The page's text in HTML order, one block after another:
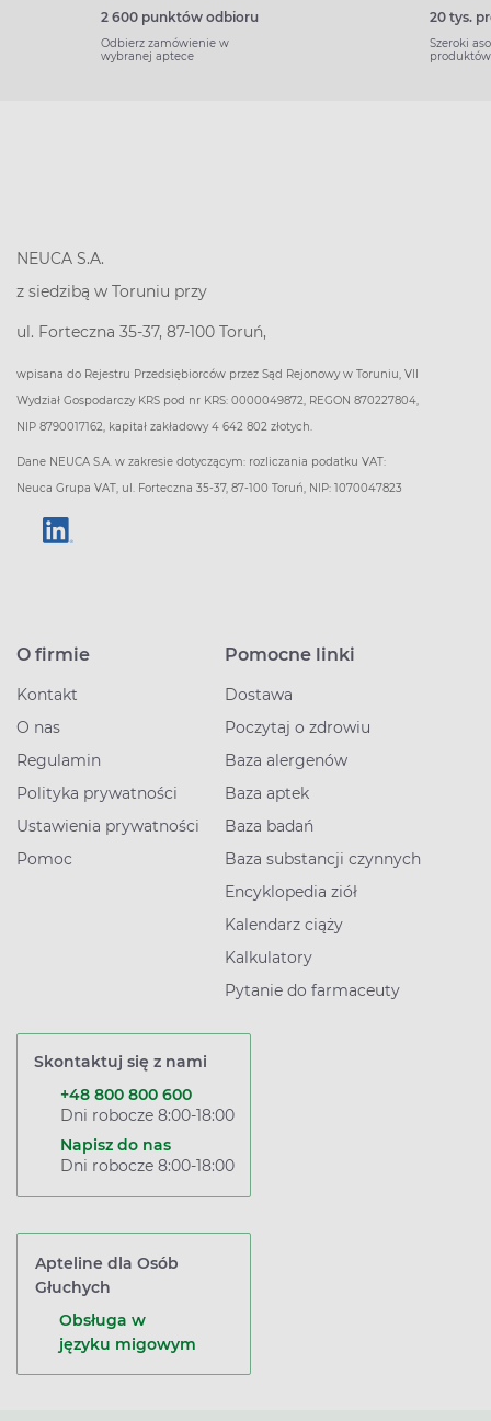
2 600 punktów odbioru
Odbierz zamówienie w
wybranej aptece
20 tys.
Szeroki
produktów
NEUCA S.A.
z siedzibą w Toruniu przy
ul. Forteczna 35-37, 87-100 Toruń,
wpisana do Rejestru Przedsiębiorców przez Sąd Rejonowy w Toruniu, VII
Wydział Gospodarczy KRS pod nr KRS: 0000049872, REGON 870227804,
NIP 8790017162, kapitał zakładowy 4 642 802 złotych.
Dane NEUCA S.A. w zakresie dotyczącym: rozliczania podatku VAT:
Neuca Grupa VAT, ul. Forteczna 35-37, 87-100 Toruń, NIP: 1070047823
O firmie
Kontakt
O nas
Regulamin
Polityka prywatności
Ustawienia prywatności
Pomoc
Pomocne linki
Dostawa
Poczytaj o zdrowiu
Baza alergenów
Baza aptek
Baza badań
Baza substancji czynnych
Encyklopedia ziół
Kalendarz ciąży
Kalkulatory
Pytanie do farmaceuty
Skontaktuj się z nami
+48 800 800 600
Dni robocze 8:00-18:00
Napisz do nas
Dni robocze 8:00-18:00
Apteline dla Osób
Głuchych
Obsługa w
języku migowym